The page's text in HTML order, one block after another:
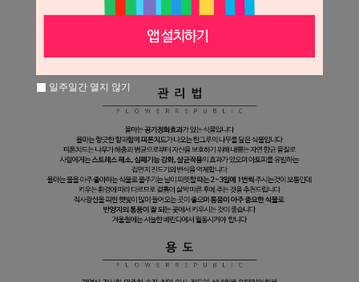
일주일간 열지 않기